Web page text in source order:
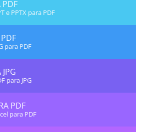
PDF
e PPTX para PDF
para PDF
para JPG
PDF
para PDF